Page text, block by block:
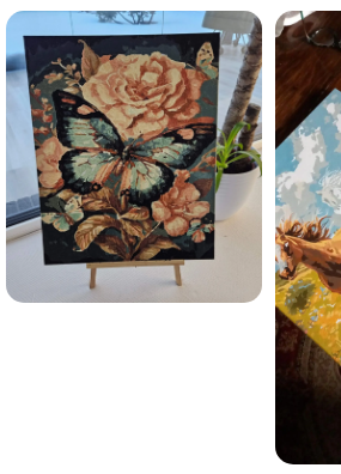
Maalihobi.eePrivaatsuspoliitika
TELLI